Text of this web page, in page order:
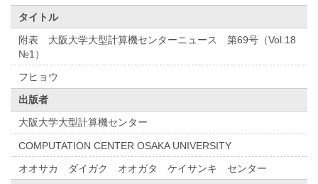
タイトル
附表 大阪大学大型計算機センターニュース 第69号（Vol.18
№1）
フヒョウ
出版者
大阪大学大型計算機センター
COMPUTATION CENTER OSAKA UNIVERSITY
オオサカ ダイガク オオガタ ケイサンキ センター